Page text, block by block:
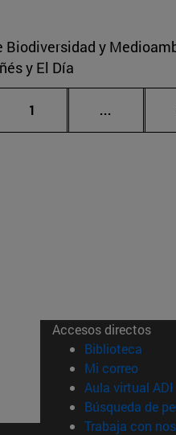
y
y El Día
Página
1 ... Páginas
Accesos directos
Biblioteca
Mi correo(abre
Aula virtual ADI
Búsqueda de
Trabaja con